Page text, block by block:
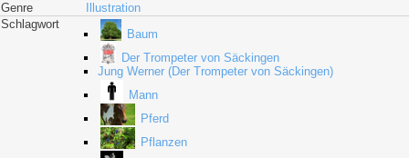
Genre
Illustration
Schlagwort
Baum
Der Trompeter von Säckingen
Jung Werner (Der Trompeter von Säckingen)
Mann
Pferd
Pflanzen